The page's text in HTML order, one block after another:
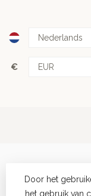
€
Door het
het gebruik van